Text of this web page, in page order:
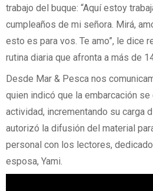
trabajo del buque: “Aquí estoy
cumpleaños de mi señora. Mirá,
esto es para vos. Te amo”, le dice
rutina diaria que afronta a más de
Desde Mar & Pesca nos
quien indicó que la embarcación se
actividad, incrementando su carga
autorizó la difusión del material
personal con los lectores,
esposa, Yami.